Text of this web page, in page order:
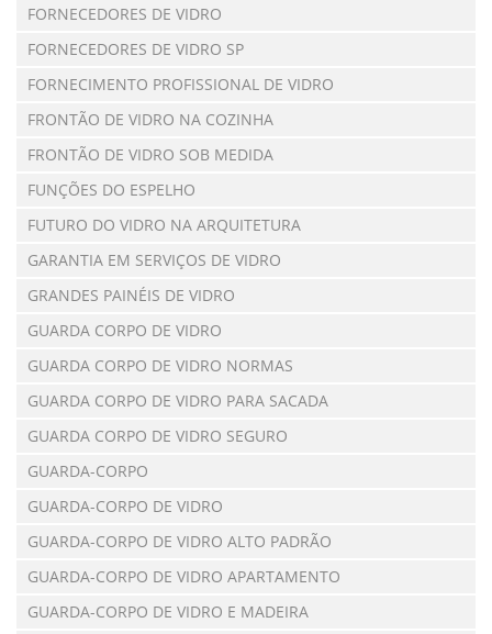
FORNECEDORES DE VIDRO
FORNECEDORES DE VIDRO SP
FORNECIMENTO PROFISSIONAL DE VIDRO
FRONTÃO DE VIDRO NA COZINHA
FRONTÃO DE VIDRO SOB MEDIDA
FUNÇÕES DO ESPELHO
FUTURO DO VIDRO NA ARQUITETURA
GARANTIA EM SERVIÇOS DE VIDRO
GRANDES PAINÉIS DE VIDRO
GUARDA CORPO DE VIDRO
GUARDA CORPO DE VIDRO NORMAS
GUARDA CORPO DE VIDRO PARA SACADA
GUARDA CORPO DE VIDRO SEGURO
GUARDA-CORPO
GUARDA-CORPO DE VIDRO
GUARDA-CORPO DE VIDRO ALTO PADRÃO
GUARDA-CORPO DE VIDRO APARTAMENTO
GUARDA-CORPO DE VIDRO E MADEIRA